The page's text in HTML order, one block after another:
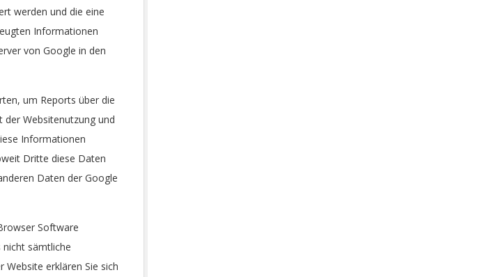
werden und die eine
Informationen
von Google in den
um Reports über die
Websitenutzung und
Informationen
Dritte diese Daten
Daten der Google
Software
nicht sämtliche
erklären Sie sich